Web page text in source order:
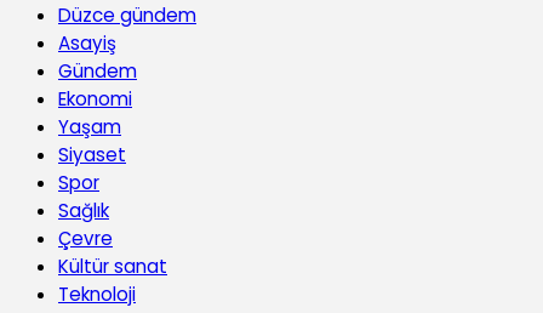
Düzce gündem
Asayiş
Gündem
Ekonomi
Yaşam
Siyaset
Spor
Sağlık
Çevre
Kültür sanat
Teknoloji